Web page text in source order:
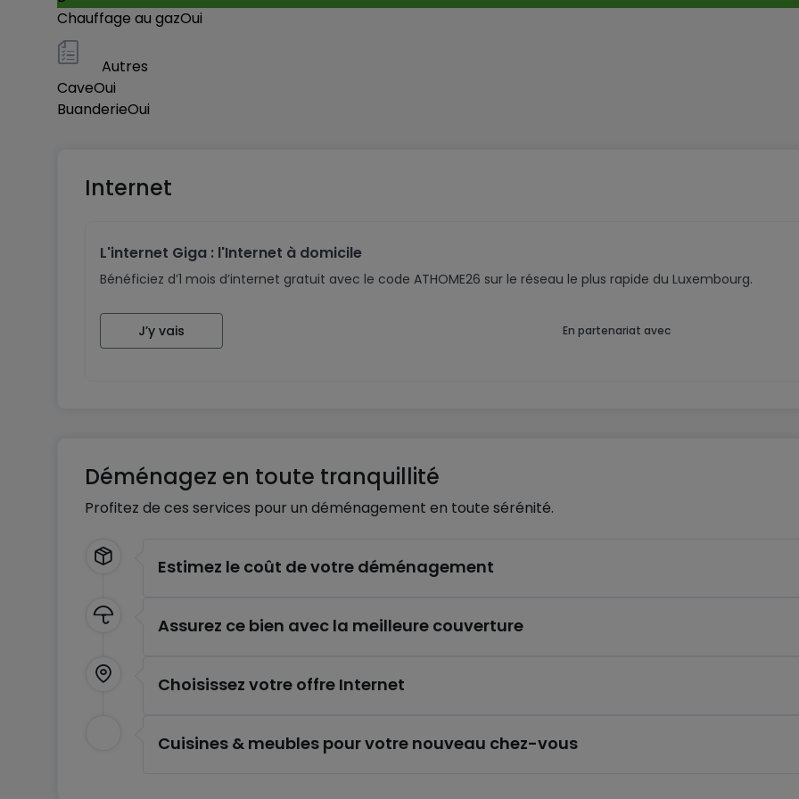
Chauffage au gazOui
Autres
CaveOui
BuanderieOui
Internet
L'internet Giga : l'Internet à domicile
Bénéficiez d’1 mois d’internet gratuit avec le code ATHOME26 sur le réseau le plus rapide du Luxembourg.
J’y vais En partenariat avec
Déménagez en toute tranquillité
Profitez de ces services pour un déménagement en toute sérénité.
Estimez le coût de votre déménagement
Assurez ce bien avec la meilleure couverture
Choisissez votre offre Internet
Cuisines & meubles pour votre nouveau chez-vous